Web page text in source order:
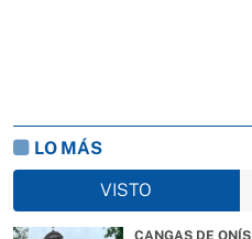
LO MÁS
VISTO
CANGAS DE ONÍS